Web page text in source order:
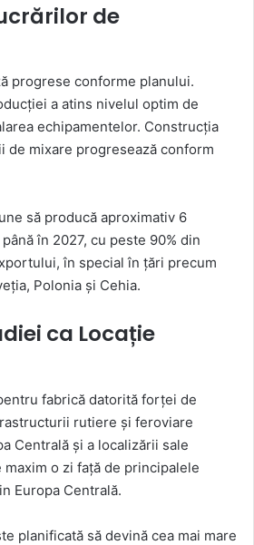
de
progrese conforme planului.
a atins nivelul optim de
echipamentelor. Construcția
de mixare progresează conform
să producă aproximativ 6
în 2027, cu peste 90% din
în special în țări precum
Polonia și Cehia.
ca Locație
fabrică datorită forței de
rutiere și feroviare
Centrală și a localizării sale
o zi față de principalele
Europa Centrală.
planificată să devină cea mai mare